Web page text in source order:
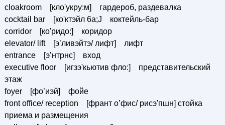
cloakroom [кло'укру:м] гардероб, раздевалка
cocktail bar [ко'ктэйл 6а;J коктейль-бар
corridor [ко'ридо:] коридор
elevator/ lift [э’ливэйтэ/ лифт] лифт
entrance [э’нтрнс] вход
executive floor [игзэ'кьютив фло:] представительский
этаж
foyer [фо’иэй] фойе
front office/ reception [франт о’фис/ рисэ'пшн] стойка
приема и размещения